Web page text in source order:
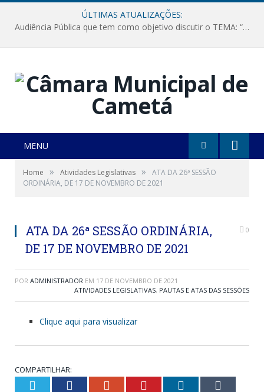
ÚLTIMAS ATUALIZAÇÕES:
Audiência Pública que tem como objetivo discutir o TEMA: “Fornecimento de Energia Elétrica em Debate: Tarifas, Qualidade e Atendimento dos Serviços”
MENU
Home » Atividades Legislativas »
ATA DA 26ª SESSÃO
ORDINÁRIA, DE 17 DE NOVEMBRO DE 2021
ATA DA 26ª SESSÃO ORDINÁRIA,
DE 17 DE NOVEMBRO DE 2021
0
POR ADMINISTRADOR EM 17 DE NOVEMBRO DE 2021
ATIVIDADES LEGISLATIVAS, PAUTAS E ATAS DAS SESSÕES
Clique aqui para visualizar
COMPARTILHAR:
Twitter Facebook Google+ Pinterest LinkedIn